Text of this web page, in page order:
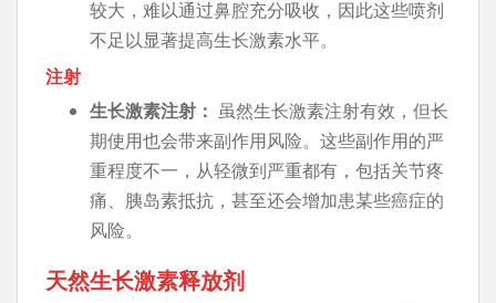
较大，难以通过鼻腔充分吸收，因此这些喷剂
不足以显著提高生长激素水平。
注射
生长激素注射： 虽然生长激素注射有效，但长
期使用也会带来副作用风险。这些副作用的严
重程度不一，从轻微到严重都有，包括关节疼
痛、胰岛素抵抗，甚至还会增加患某些癌症的
风险。
天然生长激素释放剂